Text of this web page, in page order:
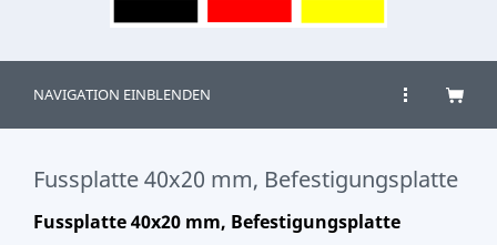
NAVIGATION EINBLENDEN
Fussplatte 40x20 mm, Befestigungsplatte
Fussplatte 40x20 mm, Befestigungsplatte